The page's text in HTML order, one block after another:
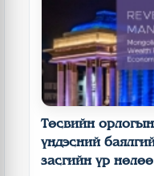
Төсвийн
үндэсний
засгийн үр нөлөө